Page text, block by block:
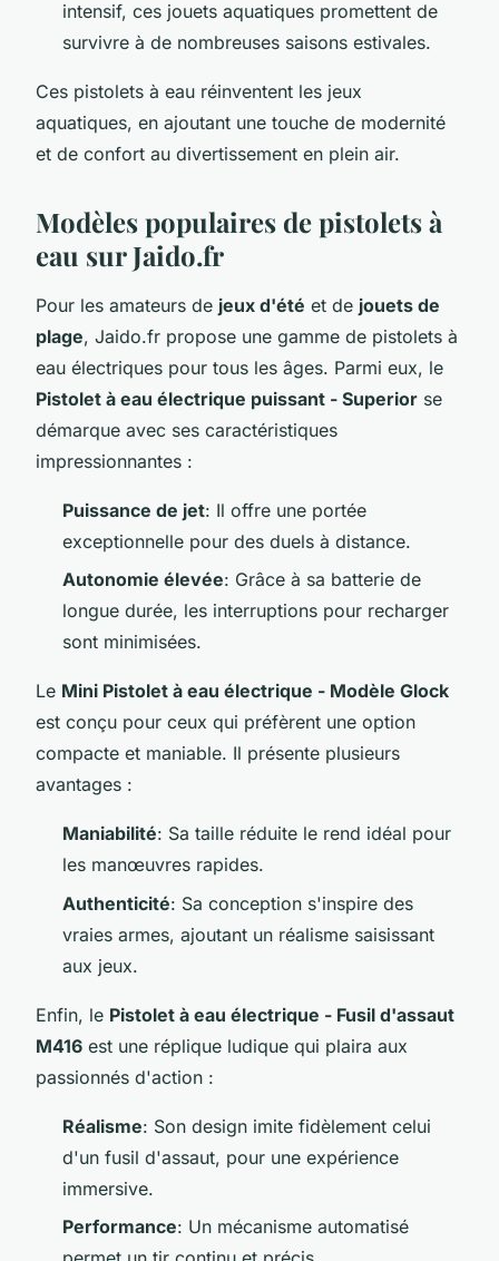
intensif, ces jouets aquatiques promettent de
survivre à de nombreuses saisons estivales.
Ces pistolets à eau réinventent les jeux
aquatiques, en ajoutant une touche de modernité
et de confort au divertissement en plein air.
Modèles populaires de pistolets à
eau sur Jaido.fr
Pour les amateurs de jeux d'été et de jouets de
plage, Jaido.fr propose une gamme de pistolets à
eau électriques pour tous les âges. Parmi eux, le
Pistolet à eau électrique puissant - Superior se
démarque avec ses caractéristiques
impressionnantes :
Puissance de jet: Il offre une portée
exceptionnelle pour des duels à distance.
Autonomie élevée: Grâce à sa batterie de
longue durée, les interruptions pour recharger
sont minimisées.
Le Mini Pistolet à eau électrique - Modèle Glock
est conçu pour ceux qui préfèrent une option
compacte et maniable. Il présente plusieurs
avantages :
Maniabilité: Sa taille réduite le rend idéal pour
les manœuvres rapides.
Authenticité: Sa conception s'inspire des
vraies armes, ajoutant un réalisme saisissant
aux jeux.
Enfin, le Pistolet à eau électrique - Fusil d'assaut
M416 est une réplique ludique qui plaira aux
passionnés d'action :
Réalisme: Son design imite fidèlement celui
d'un fusil d'assaut, pour une expérience
immersive.
Performance: Un mécanisme automatisé